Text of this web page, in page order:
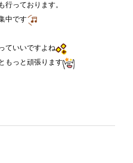
行っております。
中です
ていいですよね
もっと頑張ります